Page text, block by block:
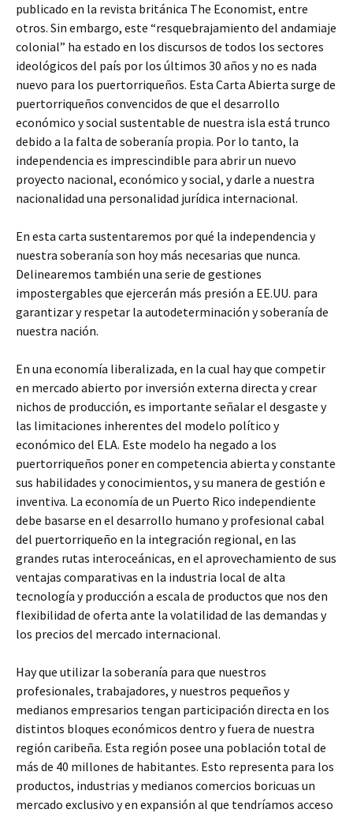
publicado en la revista británica The Economist, entre
otros. Sin embargo, este “resquebrajamiento del andamiaje
colonial” ha estado en los discursos de todos los sectores
ideológicos del país por los últimos 30 años y no es nada
nuevo para los puertorriqueños. Esta Carta Abierta surge de
puertorriqueños convencidos de que el desarrollo
económico y social sustentable de nuestra isla está trunco
debido a la falta de soberanía propia. Por lo tanto, la
independencia es imprescindible para abrir un nuevo
proyecto nacional, económico y social, y darle a nuestra
nacionalidad una personalidad jurídica internacional.
En esta carta sustentaremos por qué la independencia y
nuestra soberanía son hoy más necesarias que nunca.
Delinearemos también una serie de gestiones
impostergables que ejercerán más presión a EE.UU. para
garantizar y respetar la autodeterminación y soberanía de
nuestra nación.
En una economía liberalizada, en la cual hay que competir
en mercado abierto por inversión externa directa y crear
nichos de producción, es importante señalar el desgaste y
las limitaciones inherentes del modelo político y
económico del ELA. Este modelo ha negado a los
puertorriqueños poner en competencia abierta y constante
sus habilidades y conocimientos, y su manera de gestión e
inventiva. La economía de un Puerto Rico independiente
debe basarse en el desarrollo humano y profesional cabal
del puertorriqueño en la integración regional, en las
grandes rutas interoceánicas, en el aprovechamiento de sus
ventajas comparativas en la industria local de alta
tecnología y producción a escala de productos que nos den
flexibilidad de oferta ante la volatilidad de las demandas y
los precios del mercado internacional.
Hay que utilizar la soberanía para que nuestros
profesionales, trabajadores, y nuestros pequeños y
medianos empresarios tengan participación directa en los
distintos bloques económicos dentro y fuera de nuestra
región caribeña. Esta región posee una población total de
más de 40 millones de habitantes. Esto representa para los
productos, industrias y medianos comercios boricuas un
mercado exclusivo y en expansión al que tendríamos acceso